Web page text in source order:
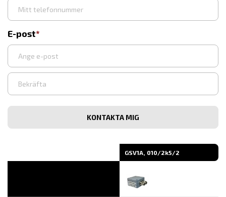
E-post
Ange
e-
Bekräfta
post
GSV1A, 010/2k5/2